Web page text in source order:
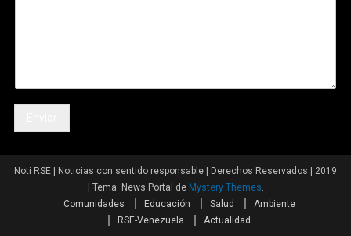
Noti RSE | Noticias con sentido responsable | Derechos Reservados | 2019
Tema: News Portal de Mystery Themes.
Comunidades
Educación Salud
Ambiente
RSE-Venezuela
Actualidad